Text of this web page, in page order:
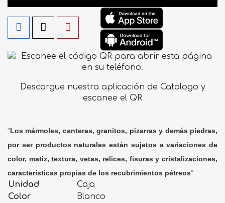
Descargue nuestra aplicación de Catalogo y
escanee el QR
"Los mármoles, canteras, granitos, pizarras y demás piedras,
por ser productos naturales están sujetos a variaciones de
color, matiz, textura, vetas, relices, fisuras y cristalizaciones,
características propias de los recubrimientos pétreos"
Unidad
Caja
Color
Blanco